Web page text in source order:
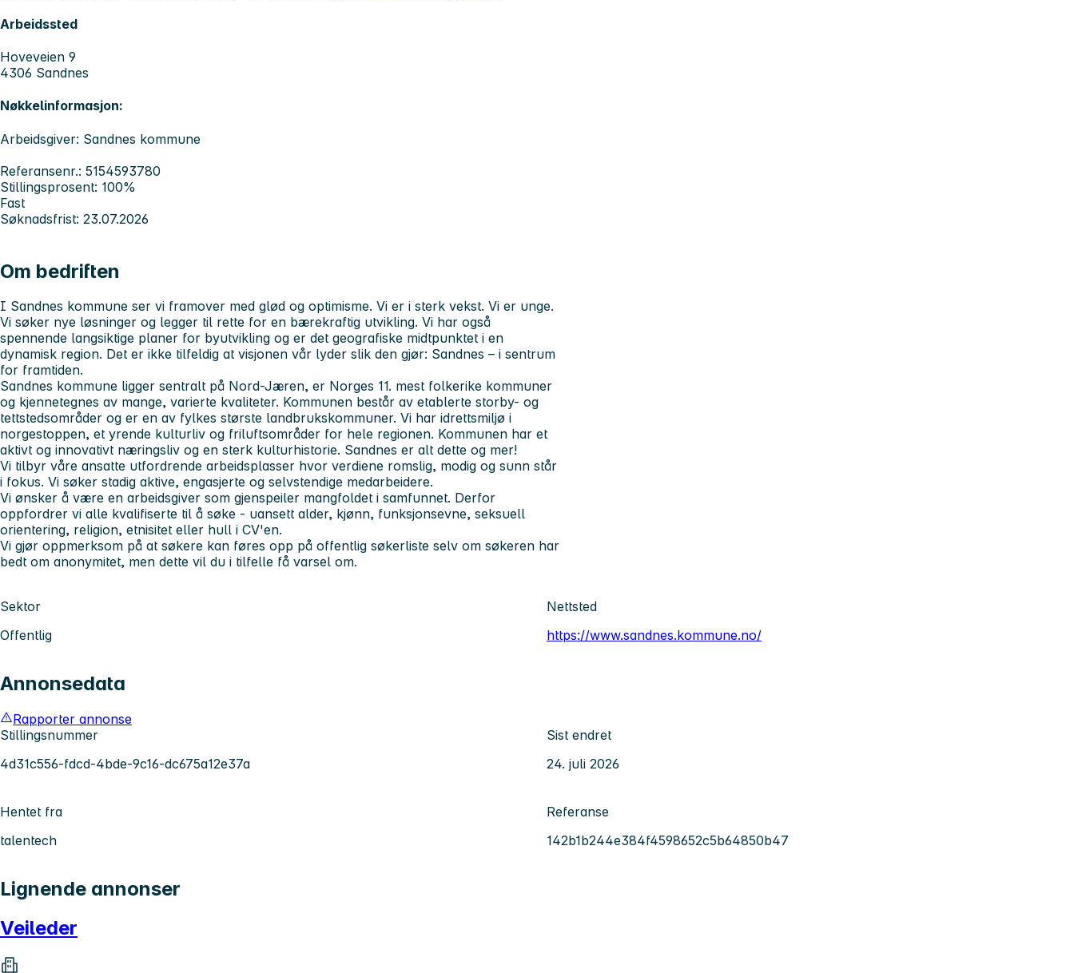
Arbeidssted
Hoveveien 9
4306 Sandnes
Nøkkelinformasjon:
Arbeidsgiver: Sandnes kommune
Referansenr.: 5154593780
Stillingsprosent: 100%
Fast
Søknadsfrist: 23.07.2026
Om bedriften
I Sandnes kommune ser vi framover med glød og optimisme. Vi er i sterk vekst. Vi er unge.
Vi søker nye løsninger og legger til rette for en bærekraftig utvikling. Vi har også
spennende langsiktige planer for byutvikling og er det geografiske midtpunktet i en
dynamisk region. Det er ikke tilfeldig at visjonen vår lyder slik den gjør: Sandnes – i sentrum
for framtiden.
Sandnes kommune ligger sentralt på Nord-Jæren, er Norges 11. mest folkerike kommuner
og kjennetegnes av mange, varierte kvaliteter. Kommunen består av etablerte storby- og
tettstedsområder og er en av fylkes største landbrukskommuner. Vi har idrettsmiljø i
norgestoppen, et yrende kulturliv og friluftsområder for hele regionen. Kommunen har et
aktivt og innovativt næringsliv og en sterk kulturhistorie. Sandnes er alt dette og mer!
Vi tilbyr våre ansatte utfordrende arbeidsplasser hvor verdiene romslig, modig og sunn står
i fokus. Vi søker stadig aktive, engasjerte og selvstendige medarbeidere.
Vi ønsker å være en arbeidsgiver som gjenspeiler mangfoldet i samfunnet. Derfor
oppfordrer vi alle kvalifiserte til å søke - uansett alder, kjønn, funksjonsevne, seksuell
orientering, religion, etnisitet eller hull i CV'en.
Vi gjør oppmerksom på at søkere kan føres opp på offentlig søkerliste selv om søkeren har
bedt om anonymitet, men dette vil du i tilfelle få varsel om.
Sektor
Offentlig
Nettsted
https://www.sandnes.kommune.no/
Annonsedata
Rapporter annonse
Stillingsnummer
4d31c556-fdcd-4bde-9c16-dc675a12e37a
Sist endret
24. juli 2026
Hentet fra
talentech
Referanse
142b1b244e384f4598652c5b64850b47
Lignende annonser
Veileder